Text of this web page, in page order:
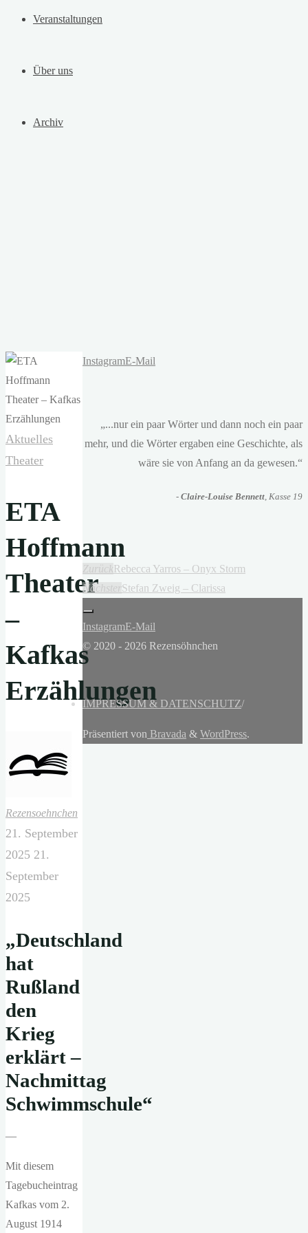
Veranstaltungen
Über uns
Archiv
Aktuelles
Theater
ETA
Hoffmann
Theater
–
Kafkas
Erzählungen
Rezensoehnchen
21. September
2025 21.
September
2025
„Deutschland
hat
Rußland
den
Krieg
erklärt –
Nachmittag
Schwimmschule“
—
Mit diesem
Tagebucheintrag
Kafkas vom 2.
August 1914
InstagramE-Mail
„...nur ein paar Wörter und dann noch ein paar
mehr, und die Wörter ergaben eine Geschichte, als
wäre sie von Anfang an da gewesen.“
- Claire-Louise Bennett, Kasse 19
ZurückRebecca Yarros – Onyx Storm
NächsterStefan Zweig – Clarissa
InstagramE-Mail
© 2020 - 2026 Rezensöhnchen
IMPRESSUM & DATENSCHUTZ/
Präsentiert von Bravada & WordPress.